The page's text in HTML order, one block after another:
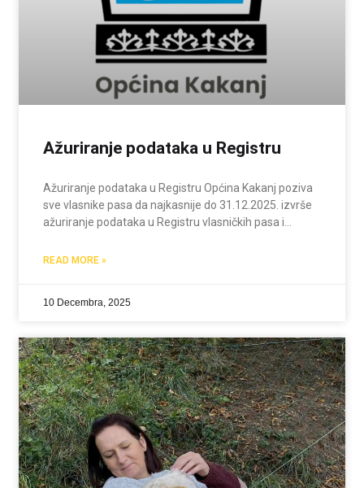
Ažuriranje podataka u Registru
Ažuriranje podataka u Registru Općina Kakanj poziva
sve vlasnike pasa da najkasnije do 31.12.2025. izvrše
ažuriranje podataka u Registru vlasničkih pasa i
koji još nisu upisali svoje ljubimce obavezni su to učiniti
READ MORE »
10 Decembra, 2025